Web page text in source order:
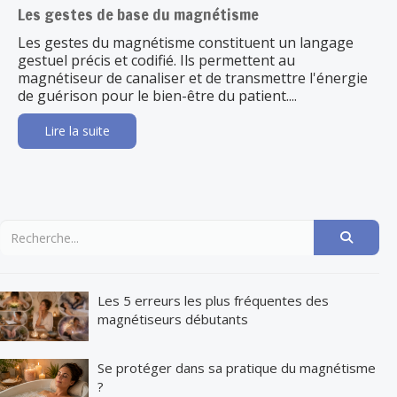
Les gestes de base du magnétisme
Les gestes du magnétisme constituent un langage
gestuel précis et codifié. Ils permettent au
magnétiseur de canaliser et de transmettre l'énergie
de guérison pour le bien-être du patient....
Lire la suite
Les 5 erreurs les plus fréquentes des
magnétiseurs débutants
Se protéger dans sa pratique du magnétisme
?